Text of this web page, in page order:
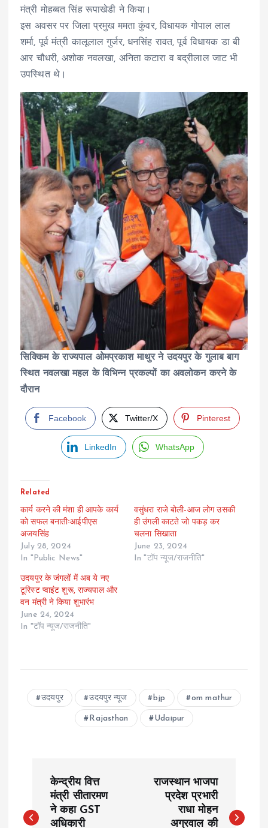
मंत्री मोहब्बत सिंह रूपाखेडी ने किया।
इस अवसर पर जिला प्रमुख ममता कुंवर, विधायक गोपाल लाल
शर्मा, पूर्व मंत्री कालूलाल गुर्जर, धनसिंह रावत, पूर्व विधायक डा बी
आर चौधरी, अशोक नवलखा, अनिता कटारा व बद्रीलाल जाट भी
उपस्थित थे।
सिक्किम के राज्यपाल ओमप्रकाश माथुर ने उदयपुर के गुलाब बाग
स्थित नवलखा महल के विभिन्न प्रकल्पों का अवलोकन करने के
दौरान
Facebook Twitter/X Pinterest
LinkedIn WhatsApp
Related
कार्य करने की मंशा ही आपके कार्य
को सफल बनातीःआईपीएस
अजयसिंह
July 28, 2024
In "Public News"
वसुंधरा राजे बोली-आज लोग उसकी
ही उंगली काटते जो पकड़ कर
चलना सिखाता
June 23, 2024
In "टॉप न्यूज/राजनीति"
उदयपुर के जंगलों में अब ये नए
टूरिस्ट प्वाइंट शुरू, राज्यपाल और
वन मंत्री ने किया शुभारंभ
June 24, 2024
In "टॉप न्यूज/राजनीति"
उदयपुर उदयपुर न्यूज bjp om mathur
Rajasthan Udaipur
केन्द्रीय वित्त
मंत्री सीतारमण
ने कहा GST
अधिकारी
राजस्थान भाजपा
प्रदेश प्रभारी
राधा मोहन
अग्रवाल की